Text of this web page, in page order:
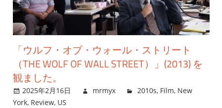
「ウルフ・オブ・ウォール・ストリート
（THE WOLF OF WALL STREET）」(2013) を
観ました。
2025年2月16日 mrmyx 2010s, Film, New
York, Review, US